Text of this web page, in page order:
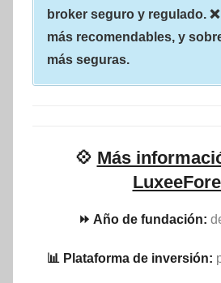
broker seguro y regulado.
más recomendables, y
más seguras.
💠 Más
⏩ Año de fundación:
📊 Plataforma de inversión: